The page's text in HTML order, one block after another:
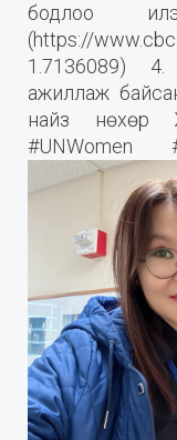
бодлоо
(https://
1.7136089)
ажиллаж
найз нөхөр
#UNWomen